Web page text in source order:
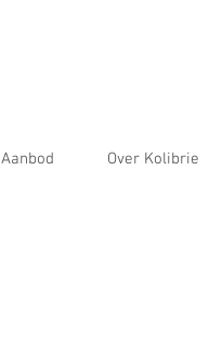
Aanbod Over Kolibrie